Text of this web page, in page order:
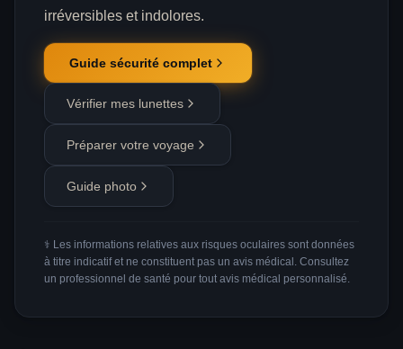
irréversibles et indolores.
Guide sécurité complet
Vérifier mes lunettes
Préparer votre voyage
Guide photo
⚕️ Les informations relatives aux risques oculaires sont données
à titre indicatif et ne constituent pas un avis médical. Consultez
un professionnel de santé pour tout avis médical personnalisé.